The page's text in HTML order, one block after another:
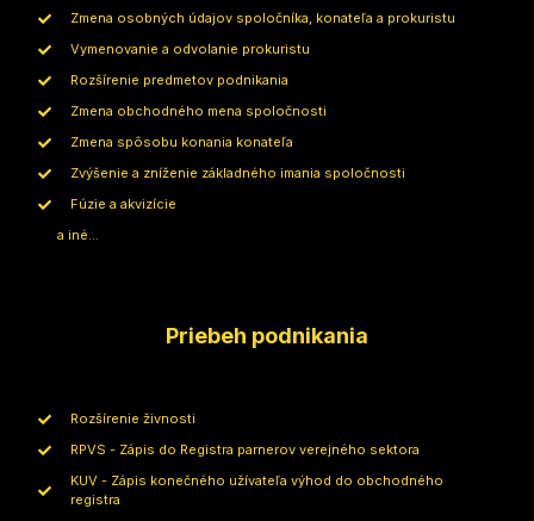
Zmena osobných údajov spoločníka, konateľa a prokuristu
Vymenovanie a odvolanie prokuristu
Rozšírenie predmetov podnikania
Zmena obchodného mena spoločnosti
Zmena spôsobu konania konateľa
Zvýšenie a zníženie základného imania spoločnosti
Fúzie a akvizície
a iné...
Priebeh podnikania
Rozšírenie živnosti
RPVS - Zápis do Registra parnerov verejného sektora
KUV - Zápis konečného užívateľa výhod do obchodného
registra